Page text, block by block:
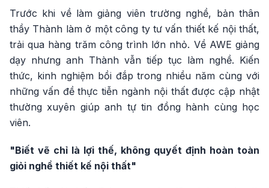
Trước khi về làm giảng viên trường nghề, bản thân
thầy Thành làm ở một công ty tư vấn thiết kế nội thất,
trải qua hàng trăm công trình lớn nhỏ. Về AWE giảng
dạy nhưng anh Thành vẫn tiếp tục làm nghề. Kiến
thức, kinh nghiệm bồi đắp trong nhiều năm cùng với
những vấn đề thực tiễn ngành nội thất được cập nhật
thường xuyên giúp anh tự tin đồng hành cùng học
viên.
"Biết vẽ chỉ là lợi thế, không quyết định hoàn toàn
giỏi nghề thiết kế nội thất"